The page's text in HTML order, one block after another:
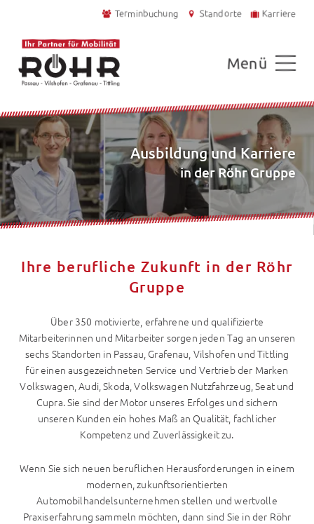
Terminbuchung Standorte Karriere
Menü
Ausbildung und Karriere
in der Röhr Gruppe
Ihre berufliche Zukunft in der Röhr
Gruppe
Über 350 motivierte, erfahrene und qualifizierte
Mitarbeiterinnen und Mitarbeiter sorgen jeden Tag an unseren
sechs Standorten in Passau, Grafenau, Vilshofen und Tittling
für einen ausgezeichneten Service und Vertrieb der Marken
Volkswagen, Audi, Skoda, Volkswagen Nutzfahrzeug, Seat und
Cupra. Sie sind der Motor unseres Erfolges und sichern
unseren Kunden ein hohes Maß an Qualität, fachlicher
Kompetenz und Zuverlässigkeit zu.
Wenn Sie sich neuen beruflichen Herausforderungen in einem
modernen, zukunftsorientierten
Automobilhandelsunternehmen stellen und wertvolle
Praxiserfahrung sammeln möchten, dann sind Sie in der Röhr